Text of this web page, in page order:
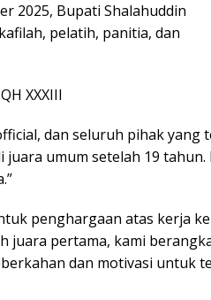
2025, Bupati Shalahuddin
pelatih, panitia, dan
XXXIII
dan seluruh pihak yang
umum setelah 19 tahun.
penghargaan atas kerja
juara pertama, kami
dan motivasi untuk